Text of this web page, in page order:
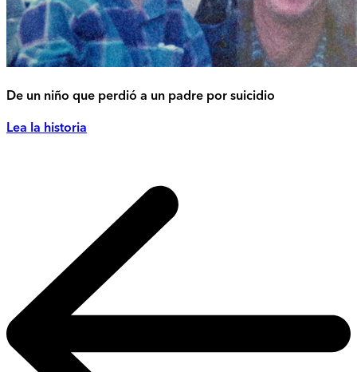
De un niño que perdió a un padre por suicidio
Lea la historia